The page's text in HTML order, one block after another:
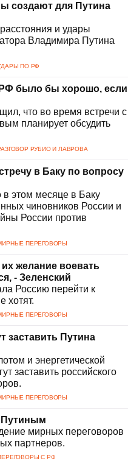
создают для Путина
и удары
Владимира Путина
ПО РФ
было бы хорошо, если
что во время встречи с
планирует обсудить
РУБИО И ЛАВРОВА
в Баку по вопросу
этом месяце в Баку
чиновников России и
России против
ПЕРЕГОВОРЫ
желание воевать
- Зеленский
Россию перейти к
хотят.
ПЕРЕГОВОРЫ
заставить Путина
и энергетической
заставить российского
ПЕРЕГОВОРЫ
Путиным
мирных переговоров
партнеров.
С РФ